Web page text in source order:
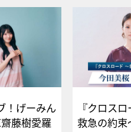
！げーみん
藤樹愛羅
『クロス
救急の約